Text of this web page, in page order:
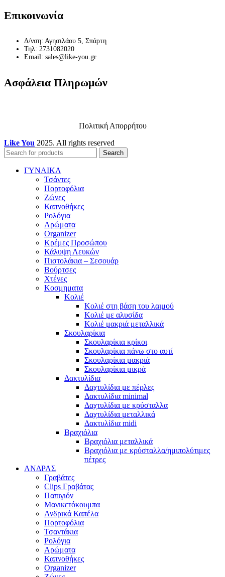
Επικοινωνία
Δ/νση: Αγησιλάου 5, Σπάρτη
Τηλ: 2731082020
Email: sales@like-you.gr
Ασφάλεια Πληρωμών
Πολιτική Απορρήτου
Like You 2025. All rights reserved
Search
ΓΥΝΑΙΚΑ
Τσάντες
Πορτοφόλια
Ζώνες
Καπνοθήκες
Ρολόγια
Αρώματα
Organizer
Κρέμες Προσώπου
Κάλυψη Λευκών
Πιστολάκια – Σεσουάρ
Βούρτσες
Χτένες
Κοσμηματα
Κολιέ
Κολιέ στη βάση του λαιμού
Κολιέ με αλυσίδα
Κολιέ μακριά μεταλλικά
Σκουλαρίκια
Σκουλαρίκια κρίκοι
Σκουλαρίκια πάνω στο αυτί
Σκουλαρίκια μακριά
Σκουλαρίκια μικρά
Δακτυλίδια
Δαχτυλίδια με πέρλες
Δακτυλίδια minimal
Δαχτυλίδια με κρύσταλλα
Δαχτυλίδια μεταλλικά
Δακτυλίδια midi
Βραχιόλια
Βραχιόλια μεταλλικά
Βραχιόλια με κρύσταλλα/ημιπολύτιμες
πέτρες
ΑΝΔΡΑΣ
Γραβάτες
Clips Γραβάτας
Παπιγιόν
Μανικετόκουμπα
Ανδρικά Καπέλα
Πορτοφόλια
Τσαντάκια
Ρολόγια
Αρώματα
Καπνοθήκες
Organizer